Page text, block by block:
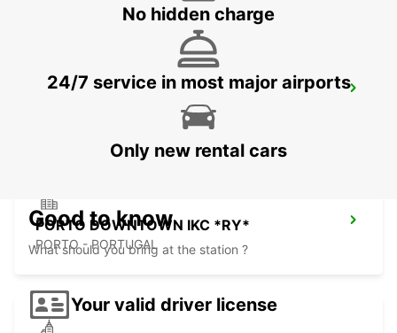
PORTO CAMPANHA RRS
PORTO DOWNTOWN IKC *RY*
PORTO - PORTUGAL
No hidden charge
24/7 service in most major airports
Only new rental cars
Good to know
What should you bring at the station ?
Your valid driver license